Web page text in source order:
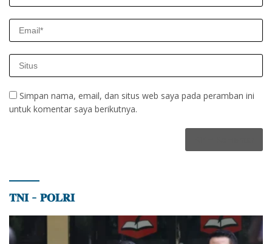
Simpan nama, email, dan situs web saya pada peramban ini
untuk komentar saya berikutnya.
𝐓𝐍𝐈 – 𝐏𝐎𝐋𝐑𝐈